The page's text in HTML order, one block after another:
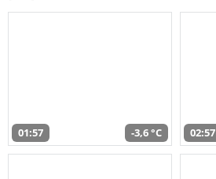
01:57 -3,6 °C 02:57